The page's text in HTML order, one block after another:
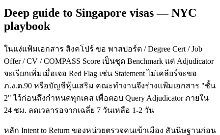
Deep guide to Singapore visas — NYC
playbook
ในแง่แฟ้มเอกสาร สิงคโปร์ ขอ พาสปอร์ต / Degree Cert / Job
Offer / CV / COMPASS Score เป็นชุด Benchmark แต่ Adjudicator
จะเรียกเพิ่มเมื่อเจอ Red Flag เช่น Statement ไม่เคลียร์จะขอ
ภ.ง.ด.90 หรือบัญชีหุ้นเสริม คณะทำงานจึงร่างแฟ้มเอกสาร "ชั้น
2" ไว้ก่อนถึงกำหนดทุกเคส เพื่อตอบ Query Adjudicator ภายใน
24 ชม. ลดเวลารอจากเฉลี่ย 7 วันเหลือ 1-2 วัน
หลัก Intent to Return ของหน่วยตรวจคนเข้าเมือง สันนิษฐานก่อน